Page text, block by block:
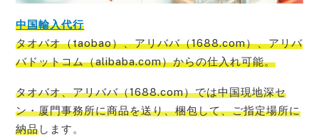
中国輸入代行
タオバオ（taobao）、アリババ（1688.com）、アリバ
バドットコム（alibaba.com）からの仕入れ可能。
タオバオ、アリババ（1688.com）では中国現地深セ
ン・厦門事務所に商品を送り、梱包して、ご指定場所に
納品します。